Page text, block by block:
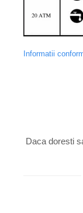
Informatii
Daca doresti